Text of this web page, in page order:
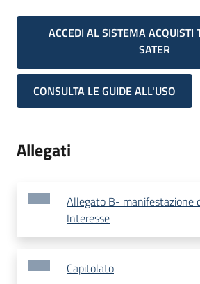
ACCEDI AL SISTEMA ACQUISTI
SATER
CONSULTA LE GUIDE ALL'USO
Allegati
Allegato B- manifestazione
Interesse
Capitolato